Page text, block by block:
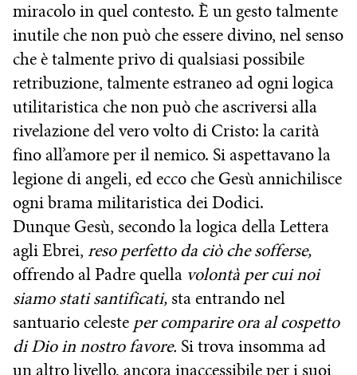
miracolo in quel contesto. È un gesto talmente
inutile che non può che essere divino, nel senso
che è talmente privo di qualsiasi possibile
retribuzione, talmente estraneo ad ogni logica
utilitaristica che non può che ascriversi alla
rivelazione del vero volto di Cristo: la carità
fino all’amore per il nemico. Si aspettavano la
legione di angeli, ed ecco che Gesù annichilisce
ogni brama militaristica dei Dodici.
Dunque Gesù, secondo la logica della Lettera
agli Ebrei, reso perfetto da ciò che sofferse,
offrendo al Padre quella volontà per cui noi
siamo stati santificati, sta entrando nel
santuario celeste per comparire ora al cospetto
di Dio in nostro favore. Si trova insomma ad